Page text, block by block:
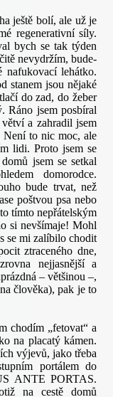
ještě bolí, ale už je
regenerativní síly.
bych se tak týden
nevydržím, bude-
lehátko.
stanem jsou nějaké
do zad, do žeber
Ráno jsem posbíral
a zahradil jsem
to nic moc, ale
lidi. Proto jsem se
jsem se setkal
domorodce.
bude trvat, než
poštvou psa nebo
tímto nepřátelským
si nevšímaje! Mohl
se mi zalíbilo chodit
ztraceného dne,
nejjasnější a
– většinou –,
člověka), pak je to
chodím „fetovat“ a
na placatý kámen.
výjevů, jako třeba
portálem do
ANTE PORTAS.
na cestě domů